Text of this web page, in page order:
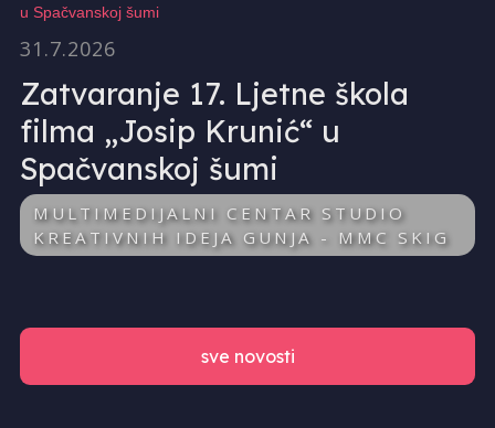
31.7.2026
Zatvaranje 17. Ljetne škola
filma „Josip Krunić“ u
Spačvanskoj šumi
MULTIMEDIJALNI CENTAR STUDIO
KREATIVNIH IDEJA GUNJA - MMC SKIG
sve novosti